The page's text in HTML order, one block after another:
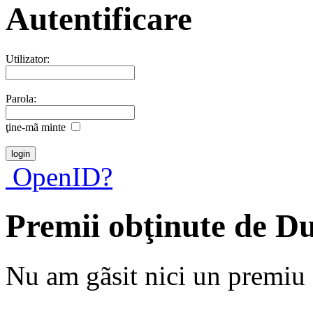
Autentificare
Utilizator:
Parola:
ţine-mã minte
OpenID?
Premii obţinute de
Nu am gãsit nici un premiu